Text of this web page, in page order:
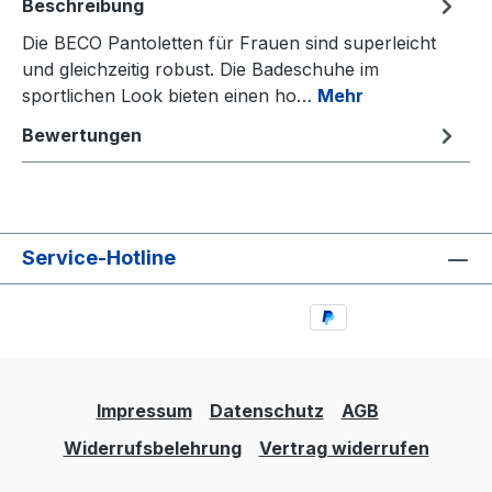
Beschreibung
Die BECO Pantoletten für Frauen sind superleicht
und gleichzeitig robust. Die Badeschuhe im
sportlichen Look bieten einen ho… Mehr
Bewertungen
Service-Hotline
Impressum Datenschutz
AGB
Widerrufsbelehrung
Vertrag widerrufen